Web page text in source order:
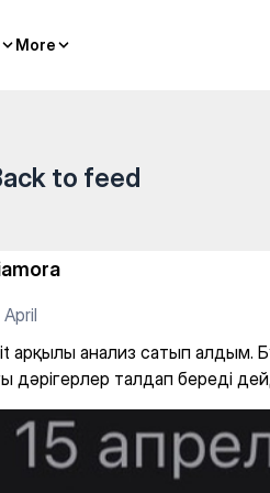
More
More алдым.
to feed
April
арқылы анализ сатып алдым.
дәрігерлер талдап береді